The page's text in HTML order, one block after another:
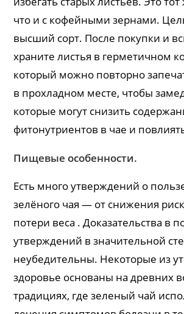
что и с кофейными зернами.
высший сорт. После покупки и
храните листья в герметичном
который можно повторно
в прохладном месте, чтобы
которые могут снизить
фитонутриентов в чае и
Пищевые особенности.
Есть много утверждений о
зелёного чая — от снижения
потери веса . Доказательства в
утверждений в значительной
неубедительны. Некоторые из
здоровье основаны на древних
традициях, где зеленый чай